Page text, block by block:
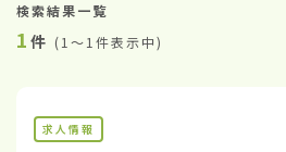
検索結果一覧
1 件 (1〜1件表示中)
求人情報